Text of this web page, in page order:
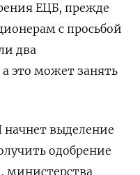
ЕЦБ, прежде
с просьбой
два
это может занять
выделение
одобрение
министерства